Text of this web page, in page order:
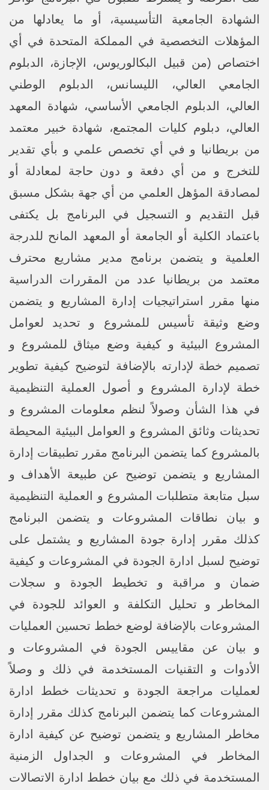
الشهادة الجامعية التأسيسية، أو ما يعادلها من
المؤهلات التخصصية في المملكة المتحدة في أي
اختصاص (من قبيل البكالوريوس، الإجازة، الدبلوم
الجامعي العالي، الليسانس، الدبلوم الوطني
العالي، الدبلوم الجامعي الأساسي، شهادة المعهد
العالي، دبلوم كليات المجتمع، شهادة خبير معتمد
من بريطانيا و في أي تخصص علمي و بأي تقدير
للتخرج و من أي دفعة و دون حاجة لمعادلة أو
لمصادقة المؤهل العلمي من أي جهة بشكل مسبق
قبل التقديم و التسجيل في البرنامج بل يكتفى
باعتماد الكلية أو الجامعة أو المعهد المانح للدرجة
العلمية و يتضمن برنامج مدير مشاريع محترف
معتمد من بريطانيا عدد من المقررات الدراسية
منها مقرر استراتيجيات إدارة المشاريع و يتضمن
وضع وثيقة تأسيس للمشروع و تحديد لعوامل
المشروع البيئية و كيفية وضع ميثاق للمشروع و
تصميم خطة لإدارته بالإضافة لتوضيح كيفية تطوير
خطة لإدارة المشروع و أصول العملية التنظيمية
في هذا الشأن وصولاً لنظم معلومات المشروع و
تحديثات وثائق المشروع و العوامل البيئية المحيطة
بالمشروع كما يتضمن البرنامج مقرر تطبيقات إدارة
المشاريع و يتضمن توضيح عن طبيعة الأهداف و
سبل متابعة متطلبات المشروع و العملية التنظيمية
و بيان نطاقات المشروعات و يتضمن البرنامج
كذلك مقرر إدارة جودة المشاريع و يشتمل على
توضيح لسبل ادارة الجودة في المشروعات و كيفية
ضمان و مراقبة و تخطيط الجودة و سجلات
المخاطر و تحليل التكلفة و العوائد للجودة في
المشروعات بالإضافة لوضع خطط تحسين العمليات
و بيان عن مقاييس الجودة في المشروعات و
الأدوات و التقنيات المستخدمة في ذلك و وصلاً
لعمليات مراجعة الجودة و تحديثات خطط ادارة
المشروعات كما يتضمن البرنامج كذلك مقرر إدارة
مخاطر المشاريع و يتضمن توضيح عن كيفية ادارة
المخاطر في المشروعات و الجداول الزمنية
المستخدمة في ذلك مع بيان خطط ادارة الاتصالات